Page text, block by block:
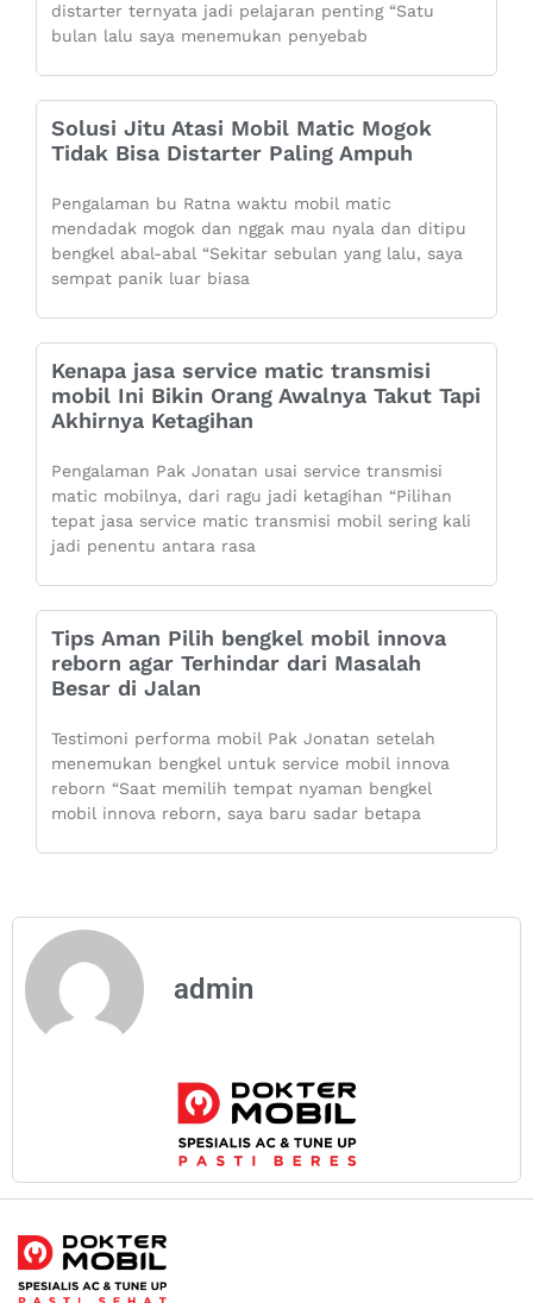
distarter ternyata jadi pelajaran penting “Satu
bulan lalu saya menemukan penyebab
Solusi Jitu Atasi Mobil Matic Mogok
Tidak Bisa Distarter Paling Ampuh
Pengalaman bu Ratna waktu mobil matic
mendadak mogok dan nggak mau nyala dan ditipu
bengkel abal-abal “Sekitar sebulan yang lalu, saya
sempat panik luar biasa
Kenapa jasa service matic transmisi
mobil Ini Bikin Orang Awalnya Takut Tapi
Akhirnya Ketagihan
Pengalaman Pak Jonatan usai service transmisi
matic mobilnya, dari ragu jadi ketagihan “Pilihan
tepat jasa service matic transmisi mobil sering kali
jadi penentu antara rasa
Tips Aman Pilih bengkel mobil innova
reborn agar Terhindar dari Masalah
Besar di Jalan
Testimoni performa mobil Pak Jonatan setelah
menemukan bengkel untuk service mobil innova
reborn “Saat memilih tempat nyaman bengkel
mobil innova reborn, saya baru sadar betapa
admin